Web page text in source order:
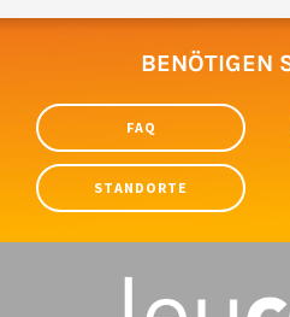
BENÖTIGEN
FAQ
STANDORTE